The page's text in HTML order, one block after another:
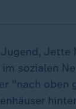
sozialen
"nach oben